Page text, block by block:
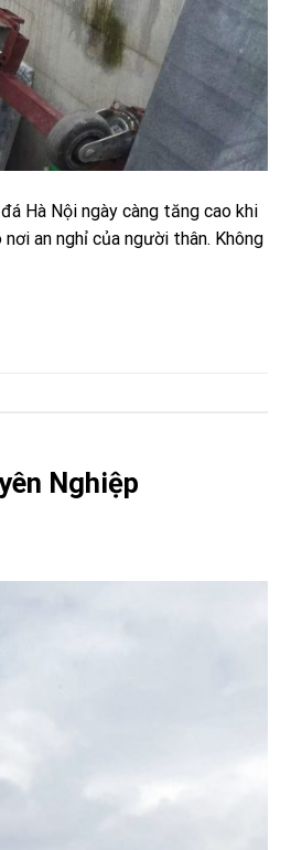
Hà Nội ngày càng tăng cao khi
an nghỉ của người thân. Không
Nghiệp